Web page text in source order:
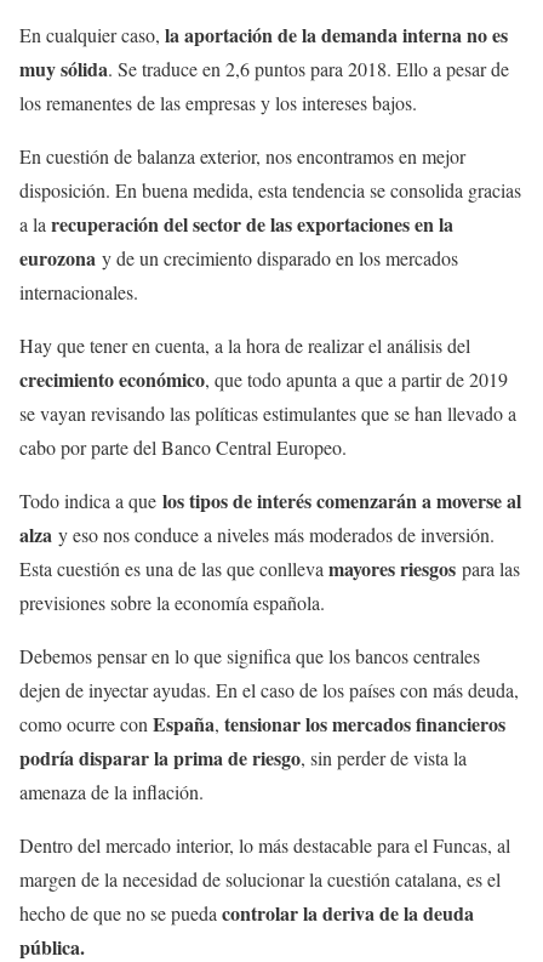
En cualquier caso, la aportación de la demanda interna no es
muy sólida. Se traduce en 2,6 puntos para 2018. Ello a pesar de
los remanentes de las empresas y los intereses bajos.
En cuestión de balanza exterior, nos encontramos en mejor
disposición. En buena medida, esta tendencia se consolida gracias
a la recuperación del sector de las exportaciones en la
eurozona y de un crecimiento disparado en los mercados
internacionales.
Hay que tener en cuenta, a la hora de realizar el análisis del
crecimiento económico, que todo apunta a que a partir de 2019
se vayan revisando las políticas estimulantes que se han llevado a
cabo por parte del Banco Central Europeo.
Todo indica a que los tipos de interés comenzarán a moverse al
alza y eso nos conduce a niveles más moderados de inversión.
Esta cuestión es una de las que conlleva mayores riesgos para las
previsiones sobre la economía española.
Debemos pensar en lo que significa que los bancos centrales
dejen de inyectar ayudas. En el caso de los países con más deuda,
como ocurre con España, tensionar los mercados financieros
podría disparar la prima de riesgo, sin perder de vista la
amenaza de la inflación.
Dentro del mercado interior, lo más destacable para el Funcas, al
margen de la necesidad de solucionar la cuestión catalana, es el
hecho de que no se pueda controlar la deriva de la deuda
pública.